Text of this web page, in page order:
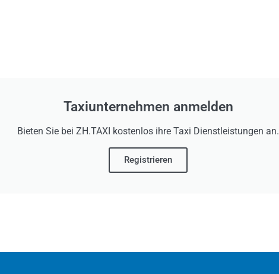
Taxiunternehmen anmelden
Bieten Sie bei ZH.TAXI kostenlos ihre Taxi Dienstleistungen an.
Registrieren